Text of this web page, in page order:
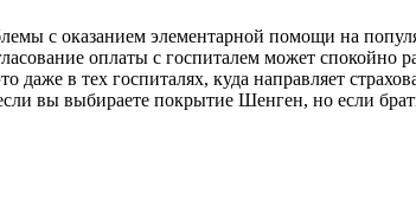
с оказанием элементарной помощи на
оплаты с госпиталем может спокойно
даже в тех госпиталях, куда направляет
вы выбираете покрытие Шенген, но если